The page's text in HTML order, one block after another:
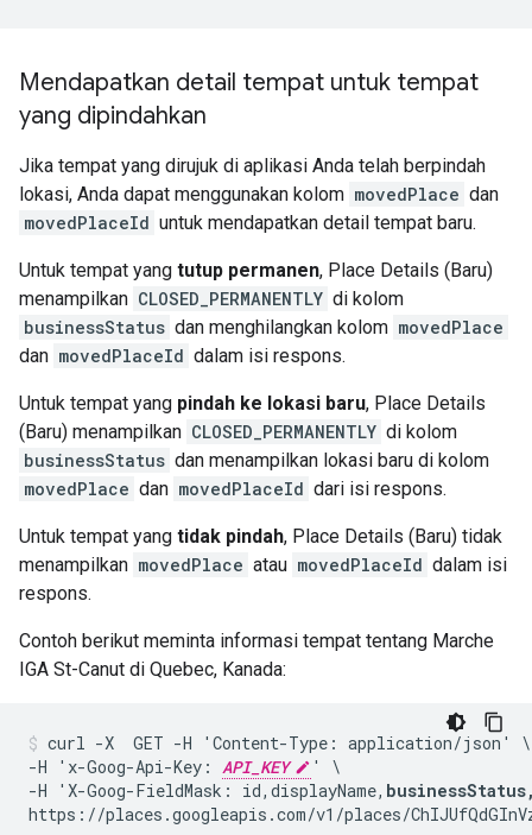
Mendapatkan detail tempat untuk tempat
yang dipindahkan
Jika tempat yang dirujuk di aplikasi Anda telah berpindah
lokasi, Anda dapat menggunakan kolom movedPlace dan
movedPlaceId untuk mendapatkan detail tempat baru.
Untuk tempat yang tutup permanen, Place Details (Baru)
menampilkan CLOSED_PERMANENTLY di kolom
businessStatus dan menghilangkan kolom movedPlace
dan movedPlaceId dalam isi respons.
Untuk tempat yang pindah ke lokasi baru, Place Details
(Baru) menampilkan CLOSED_PERMANENTLY di kolom
businessStatus dan menampilkan lokasi baru di kolom
movedPlace dan movedPlaceId dari isi respons.
Untuk tempat yang tidak pindah, Place Details (Baru) tidak
menampilkan movedPlace atau movedPlaceId dalam isi
respons.
Contoh berikut meminta informasi tempat tentang Marche
IGA St-Canut di Quebec, Kanada:
curl -X  GET -H 'Content-Type: application/json' \
-H 'x-Goog-Api-Key: API_KEY
' \
-H 'X-Goog-FieldMask: id,displayName,